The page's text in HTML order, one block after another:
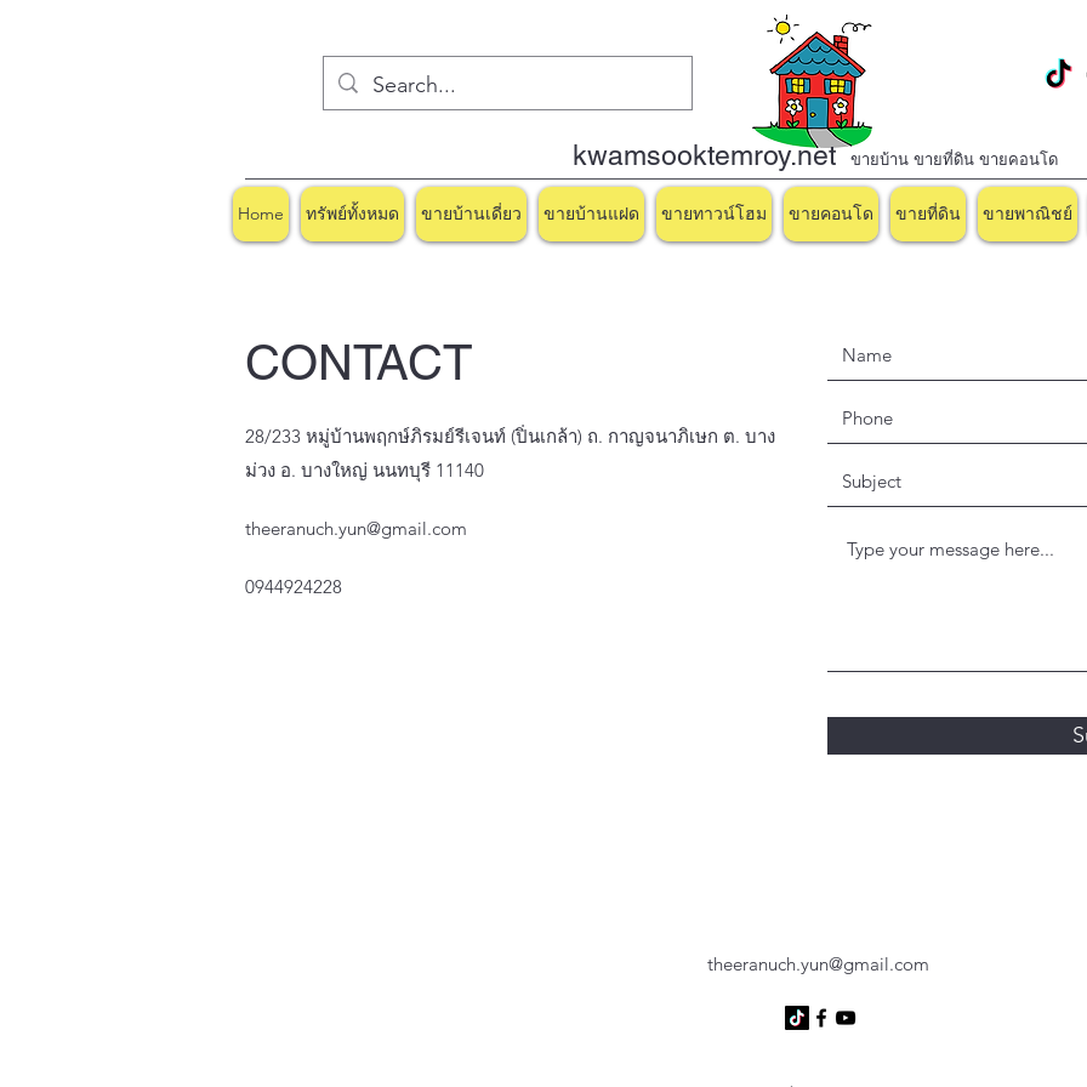
kwamsooktemroy.netขายบ้าน ขายที่ดิน ขายคอนโด
Home ทรัพย์ทั้งหมด ขายบ้านเดี่ยว ขายบ้านแฝด ขายทาวน์โฮม ขายคอนโด ขายที่ดิน ขายพาณิชย์
CONTACT
28/233 หมู่บ้านพฤกษ์ภิรมย์รีเจนท์ (ปิ่นเกล้า) ถ. กาญจนาภิเษก ต. บาง
ม่วง อ. บางใหญ่ นนทบุรี 11140
theeranuch.yun@gmail.com
0944924228
theeranuch.yun@gmail.com